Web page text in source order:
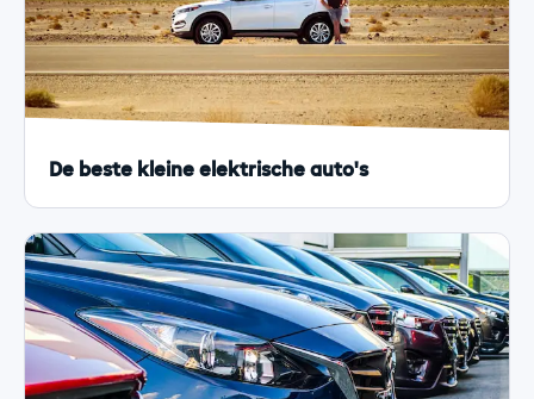
De beste kleine elektrische auto's